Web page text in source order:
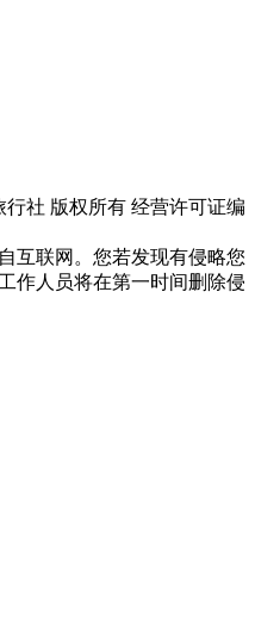
行社 版权所有 经营许可证编
互联网。您若发现有侵略您
作人员将在第一时间删除侵